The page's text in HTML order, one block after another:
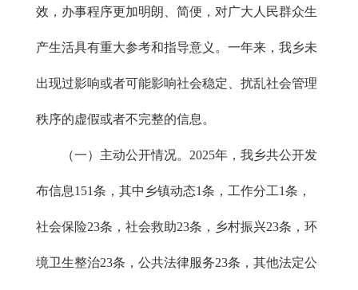
效，办事程序更加明朗、简便，对广大人民群众生
产生活具有重大参考和指导意义。一年来，我乡未
出现过影响或者可能影响社会稳定、扰乱社会管理
秩序的虚假或者不完整的信息。
（一）主动公开情况。2025年，我乡共公开发
布信息151条，其中乡镇动态1条，工作分工1条，
社会保险23条，社会救助23条，乡村振兴23条，环
境卫生整治23条，公共法律服务23条，其他法定公